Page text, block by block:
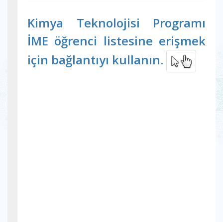
Kimya Teknolojisi Programı
İME öğrenci listesine erişmek
için bağlantıyı kullanın.